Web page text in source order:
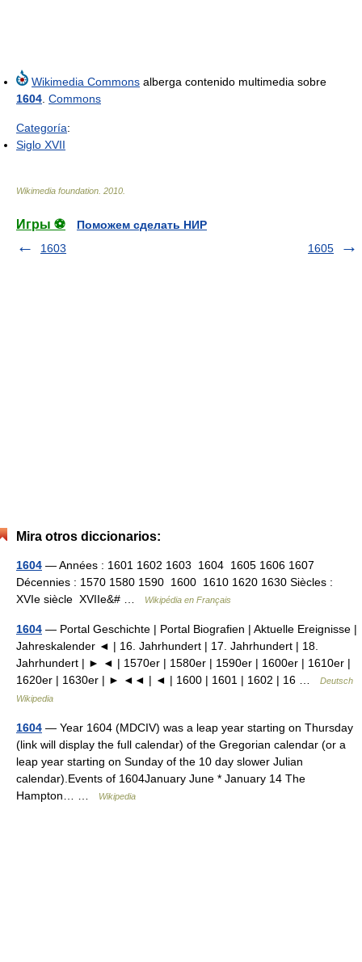
Wikimedia Commons alberga contenido multimedia sobre
1604. Commons
Categoría:
Siglo XVII
Wikimedia foundation. 2010.
Игры ⚽
Поможем сделать НИР
1603
1605
Mira otros diccionarios:
1604 — Années : 1601 1602 1603 1604 1605 1606 1607
Décennies : 1570 1580 1590 1600 1610 1620 1630 Siècles :
XVIe siècle XVIIe&# …
Wikipédia en Français
1604 — Portal Geschichte | Portal Biografien | Aktuelle Ereignisse |
Jahreskalender ◄ | 16. Jahrhundert | 17. Jahrhundert | 18.
Jahrhundert | ► ◄ | 1570er | 1580er | 1590er | 1600er | 1610er |
1620er | 1630er | ► ◄◄ | ◄ | 1600 | 1601 | 1602 | 16 …
Deutsch
Wikipedia
1604 — Year 1604 (MDCIV) was a leap year starting on Thursday
(link will display the full calendar) of the Gregorian calendar (or a
leap year starting on Sunday of the 10 day slower Julian
calendar).Events of 1604January June * January 14 The
Hampton… …
Wikipedia